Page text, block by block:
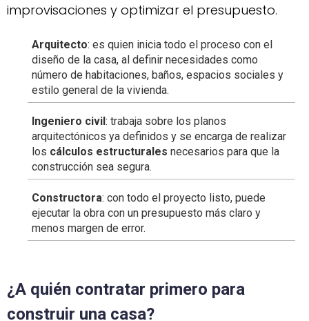
improvisaciones y optimizar el presupuesto.
Arquitecto: es quien inicia todo el proceso con el
diseño de la casa, al definir necesidades como
número de habitaciones, baños, espacios sociales y
estilo general de la vivienda.
Ingeniero civil: trabaja sobre los planos
arquitectónicos ya definidos y se encarga de realizar
los cálculos estructurales necesarios para que la
construcción sea segura.
Constructora: con todo el proyecto listo, puede
ejecutar la obra con un presupuesto más claro y
menos margen de error.
¿A quién contratar primero para
construir una casa?